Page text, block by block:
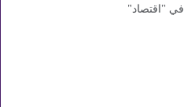
بعد موجة من الانخفاضات في
في "اقتصاد"